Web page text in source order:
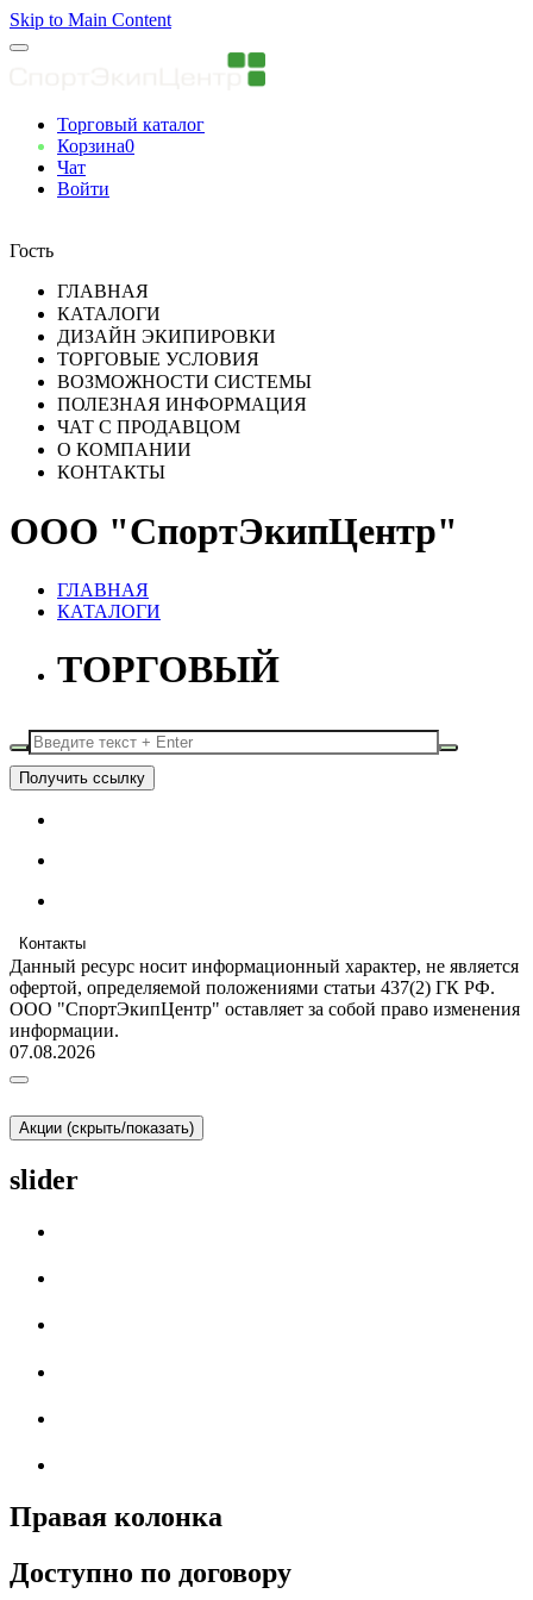
Skip to Main Content
Торговый каталог
Корзина0
Чат
Войти
Гость
ГЛАВНАЯ
КАТАЛОГИ
ДИЗАЙН ЭКИПИРОВКИ
ТОРГОВЫЕ УСЛОВИЯ
ВОЗМОЖНОСТИ СИСТЕМЫ
ПОЛЕЗНАЯ ИНФОРМАЦИЯ
ЧАТ С ПРОДАВЦОМ
О КОМПАНИИ
КОНТАКТЫ
ООО "СпортЭкипЦентр"
ГЛАВНАЯ
КАТАЛОГИ
ТОРГОВЫЙ
Получить ссылку
Контакты
Данный ресурс носит информационный характер, не является
офертой, определяемой положениями статьи 437(2) ГК РФ.
ООО "СпортЭкипЦентр" оставляет за собой право изменения
информации.
07.08.2026
Акции (скрыть/показать)
slider
Правая колонка
Доступно по договору